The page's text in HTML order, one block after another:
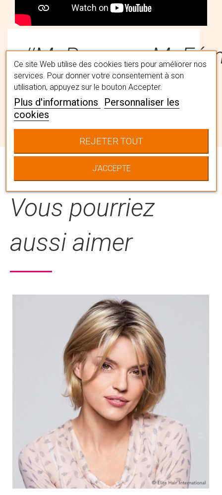
Trouvez la perruque qui vous
convient avec l'aide de nos
spécialistes capillaires en institut. Ils
vous accompagneront pour choisir
LA chevelure qui vous correspond
en la personnalisant à votre image.
Vous pourriez
aussi aimer
Ce site Web utilise des cookies tiers pour améliorer nos
services. Pour donner votre consentement à son
utilisation, appuyez sur le bouton Accepter.
Plus d'informations
Personnaliser les
cookies
REJETER TOUT
J'ACCEPTE